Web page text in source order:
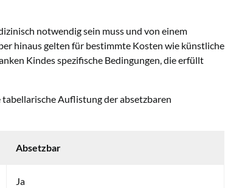
notwendig sein muss und von einem
hinaus gelten für bestimmte Kosten wie künstliche
Kindes spezifische Bedingungen, die erfüllt
tabellarische Auflistung der absetzbaren
Absetzbar
Ja